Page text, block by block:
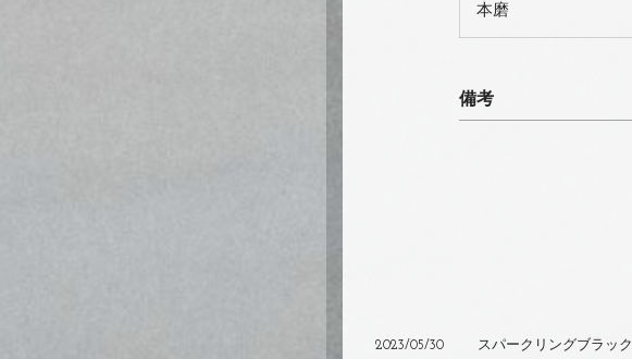
本磨
備考
2023/05/30 スパークリングブラック